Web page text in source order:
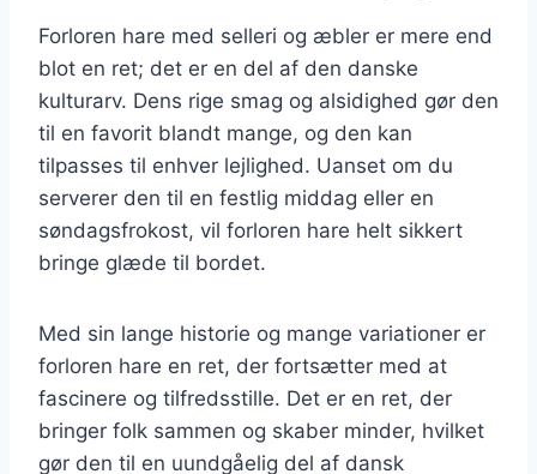
Forloren hare med selleri og æbler er mere end
blot en ret; det er en del af den danske
kulturarv. Dens rige smag og alsidighed gør den
til en favorit blandt mange, og den kan
tilpasses til enhver lejlighed. Uanset om du
serverer den til en festlig middag eller en
søndagsfrokost, vil forloren hare helt sikkert
bringe glæde til bordet.
Med sin lange historie og mange variationer er
forloren hare en ret, der fortsætter med at
fascinere og tilfredsstille. Det er en ret, der
bringer folk sammen og skaber minder, hvilket
gør den til en uundgåelig del af dansk